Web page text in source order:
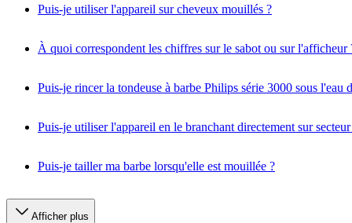
Puis-je utiliser l'appareil sur cheveux mouillés ?
À quoi correspondent les chiffres sur le sabot ou sur l'afficheur
Puis-je rincer la tondeuse à barbe Philips série 3000 sous l'eau
Puis-je utiliser l'appareil en le branchant directement sur
Puis-je tailler ma barbe lorsqu'elle est mouillée ?
Afficher plus